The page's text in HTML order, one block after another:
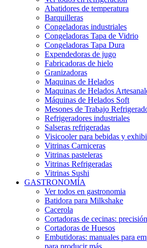
Abatidores de temperatura
Barquilleras
Congeladoras industriales
Congeladoras Tapa de Vidrio
Congeladoras Tapa Dura
Expendedoras de jugo
Fabricadoras de hielo
Granizadoras
Maquinas de Helados
Maquinas de Helados
Máquinas de Helados Soft
Mesones de Trabajo
Refrigeradores industriales
Salseras refrigeradas
Visicooler para bebidas y
Vitrinas Carniceras
Vitrinas pasteleras
Vitrinas Refrigeradas
Vitrinas Sushi
GASTRONOMÍA
Ver todos en gastronomia
Batidora para Milkshake
Cacerola
Cortadoras de cecinas:
Cortadoras de Huesos
Embutidoras: manuales para